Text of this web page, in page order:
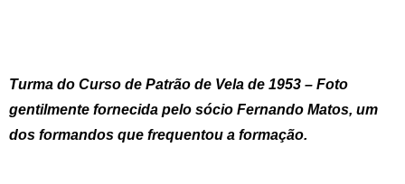
Turma do Curso de Patrão de Vela de 1953 – Foto
gentilmente fornecida pelo sócio Fernando Matos, um
dos formandos que frequentou a formação.